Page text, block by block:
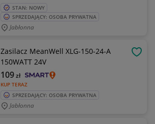
STAN: NOWY
SPRZEDAJĄCY: OSOBA PRYWATNA
Jabłonna
Zasilacz MeanWell XLG-150-24-A
150WATT 24V
KUP TERAZ
109zł
SPRZEDAJĄCY: OSOBA PRYWATNA
Jabłonna